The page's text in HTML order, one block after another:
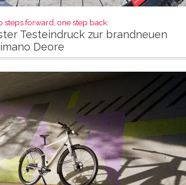
steps forward, one step back:
Testeindruck zur brandneuen
Deore